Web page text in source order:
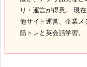
り・運営が得意。 現
他サイト運営、企業
筋トレと英会話学習。